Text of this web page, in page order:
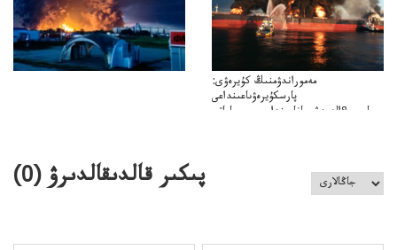
مەموراندۋمنىڭ كۇيرەۋى:
پارسكۇيرەۋىاعىنداعى
پارسى&الەمدشىعاناعىنداعىسىن ساعاتى
پىكىر قالدىقالدىرۋ (0
)